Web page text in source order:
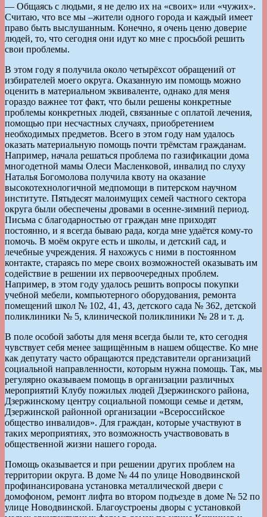
— Общаясь с людьми, я не делю их на «своих» или «чужих».
Считаю, что все мы –жители одного города и каждый имеет
право быть выслушанным. Конечно, я очень ценю доверие
людей, то, что сегодня они идут ко мне с просьбой решить
свои проблемы.
В этом году я получила около четырёхсот обращений от
избирателей моего округа. Оказанную им помощь можно
оценить в материальном эквиваленте, однако для меня
гораздо важнее тот факт, что были решены конкретные
проблемы конкретных людей, связанные с оплатой лечения,
помощью при несчастных случаях, приобретением
необходимых предметов. Всего в этом году нам удалось
оказать материальную помощь почти трёмстам гражданам.
Например, начала решаться проблема по газификации дома
многодетной мамы Олеси Масленковой, инвалид по слуху
Наталья Богомолова получила квоту на оказание
высокотехнологичной медпомощи в питерском научном
институте. Пятьдесят малоимущих семей частного сектора
округа были обеспечены дровами в осенне-зимний период.
Письма с благодарностью от граждан мне приходят
постоянно, и я всегда бываю рада, когда мне удаётся кому-то
помочь. В моём округе есть и школы, и детский сад, и
лечебные учреждения. Я нахожусь с ними в постоянном
контакте, стараясь по мере своих возможностей оказывать им
содействие в решении их первоочередных проблем.
Например, в этом году удалось решить вопросы покупки
учебной мебели, компьютерного оборудования, ремонта
помещений школ № 102, 41, 43, детского сада № 362, детской
поликлиники № 5, клинической поликлиники № 28 и т. д.
В поле особой заботы для меня всегда были те, кто сегодня
чувствует себя менее защищённым в нашем обществе. Ко мне
как депутату часто обращаются представители организаций
социальной направленности, которым нужна помощь. Так, мы
регулярно оказываем помощь в организации различных
мероприятий Клубу пожилых людей Дзержинского района,
Дзержинскому центру социальной помощи семье и детям,
Дзержинской районной организации «Всероссийское
общество инвалидов». Для граждан, которые участвуют в
таких мероприятиях, это возможность участвововать в
общественной жизни нашего города.
Помощь оказывается и при решении других проблем на
территории округа. В доме № 44 по улице Новодвинской
профинансирована установка металлической двери с
домофоном, ремонт лифта во втором подъезде в доме № 52 по
улице Новодвинской. Благоустроены дворы с установкой